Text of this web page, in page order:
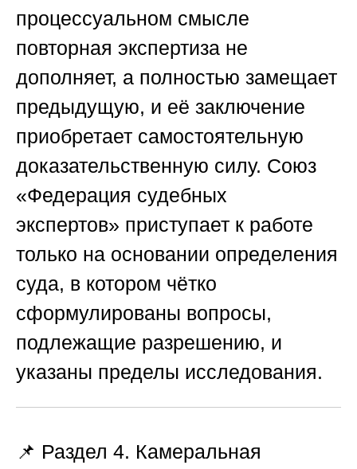
процессуальном смысле
повторная экспертиза не
дополняет, а полностью замещает
предыдущую, и её заключение
приобретает самостоятельную
доказательственную силу. Союз
«Федерация судебных
экспертов» приступает к работе
только на основании определения
суда, в котором чётко
сформулированы вопросы,
подлежащие разрешению, и
указаны пределы исследования.
📌 Раздел 4. Камеральная